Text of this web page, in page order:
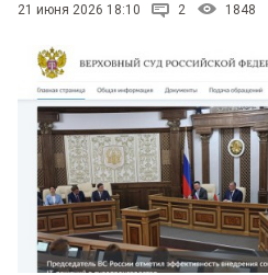
21 июня 2026 18:10 2 1848